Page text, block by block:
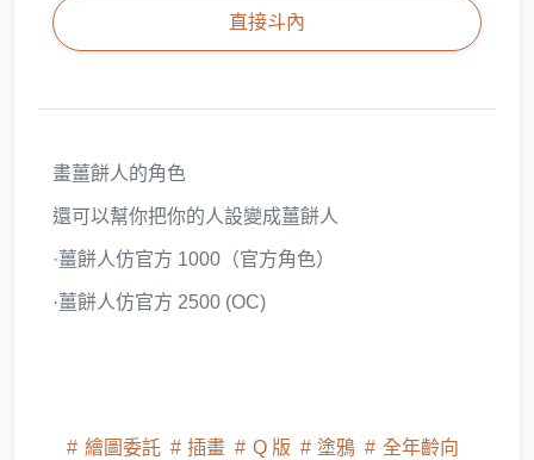
直接斗內
畫薑餅人的角色
還可以幫你把你的人設變成薑餅人
·薑餅人仿官方 1000（官方角色）
·薑餅人仿官方 2500 (OC)
繪圖委託 插畫 Q 版 塗鴉
全年齡向